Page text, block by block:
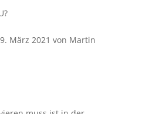
März 2021 von Martin